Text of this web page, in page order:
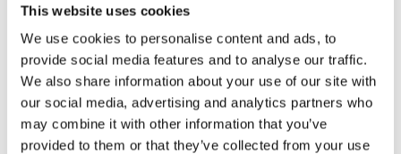
This website uses cookies
We use cookies to personalise content and ads, to
provide social media features and to analyse our traffic.
We also share information about your use of our site with
our social media, advertising and analytics partners who
may combine it with other information that you’ve
provided to them or that they’ve collected from your use
Všetky Česko Slovensko
ALO diamonds Hilton, Košice
Hlavná 123/1, 040 01 Košice
tel.: +421 911 854 322, +421 917 869 485
otvorené v Pondelok od 09:00